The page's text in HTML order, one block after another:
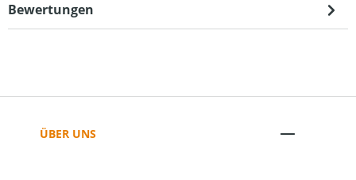
Bewertungen
ÜBER UNS